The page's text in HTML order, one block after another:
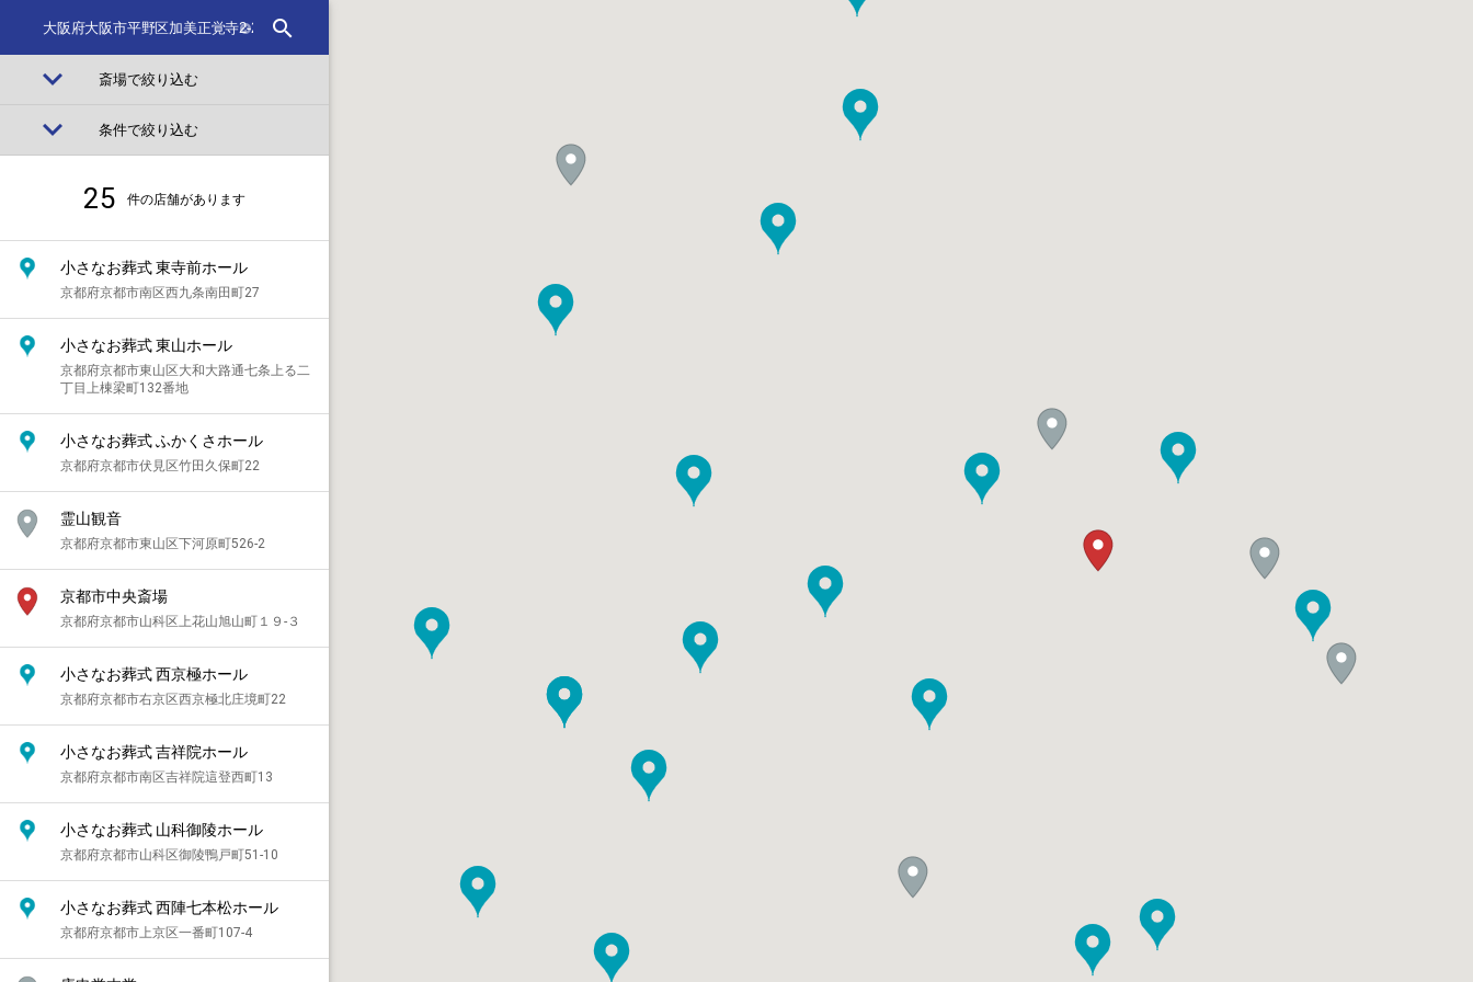
search
cancel
斎場で絞り込む
expand_more
条件で絞り込む
expand_more
25 件の店舗があります
小さなお葬式 東寺前ホール
京都府京都市南区西九条南田町27
小さなお葬式 東山ホール
京都府京都市東山区大和大路通七条上る二
丁目上棟梁町132番地
小さなお葬式 ふかくさホール
京都府京都市伏見区竹田久保町22
霊山観音
京都府京都市東山区下河原町526-2
京都市中央斎場
京都府京都市山科区上花山旭山町１９-３
小さなお葬式 西京極ホール
京都府京都市右京区西京極北庄境町22
小さなお葬式 吉祥院ホール
京都府京都市南区吉祥院這登西町13
小さなお葬式 山科御陵ホール
京都府京都市山科区御陵鴨戸町51-10
小さなお葬式 西陣七本松ホール
京都府京都市上京区一番町107-4